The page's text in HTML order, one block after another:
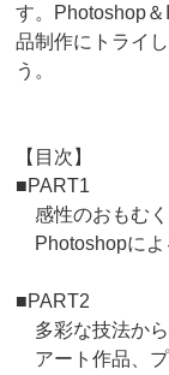
す。Photoshop
品制作にトライ
う。
【目次】
■PART1
感性のおもむく
Photoshopによ
■PART2
多彩な技法から
アート作品、プ